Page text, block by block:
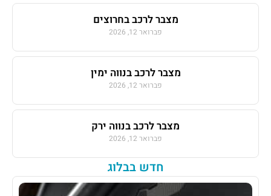
מצבר לרכב בחרוצים
פברואר 12, 2026
מצבר לרכב בנווה ימין
פברואר 12, 2026
מצבר לרכב בנווה ירק
פברואר 12, 2026
חדש בבלוג